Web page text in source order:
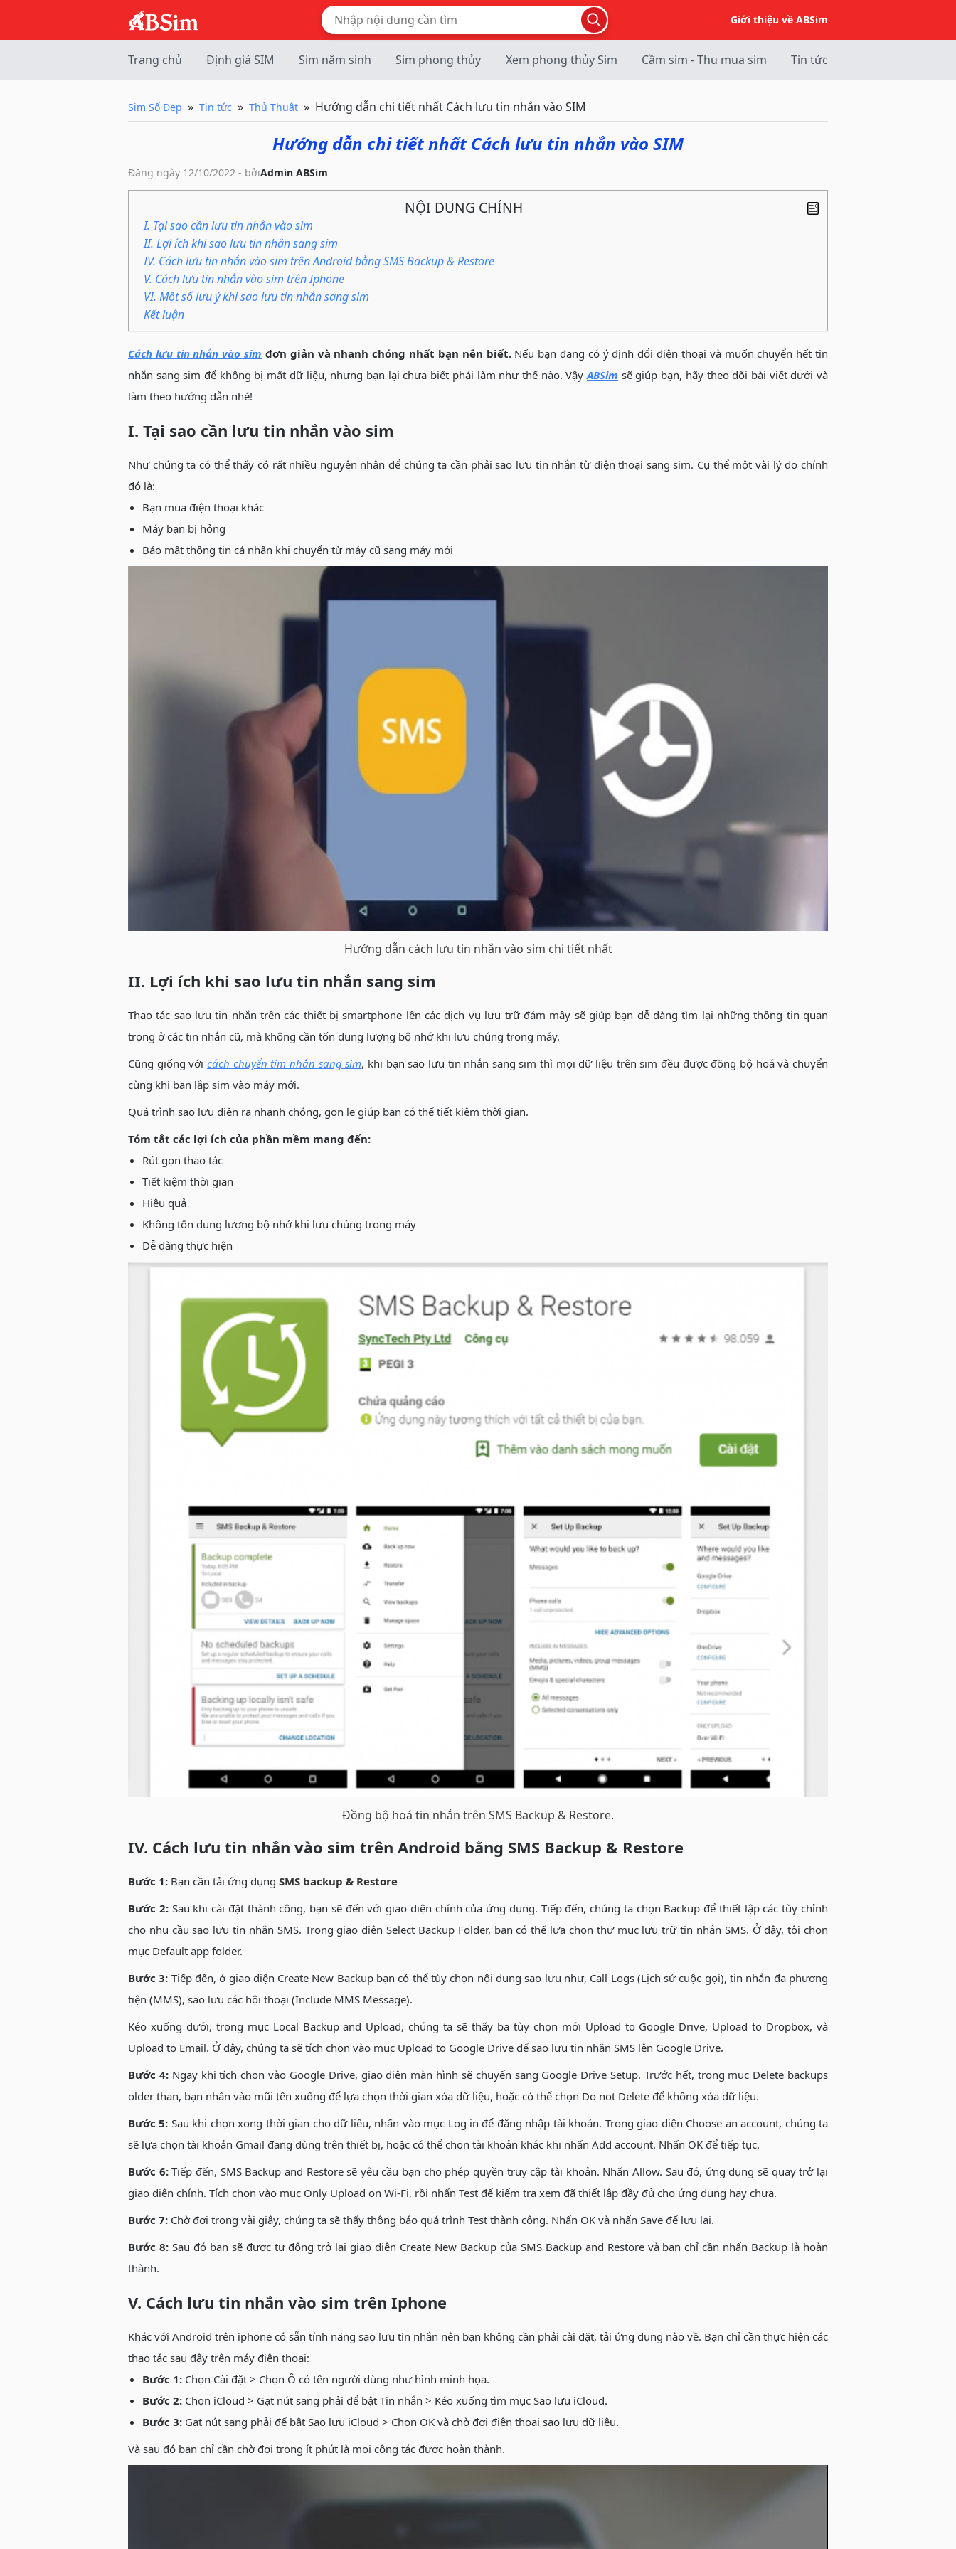
Giới thiệu về ABSim
Trang chủ Định giá SIM Sim năm sinh Sim phong thủy Xem phong thủy Sim Cầm sim - Thu mua sim Tin tức
Sim Số Đẹp Tin tức Thủ Thuật Hướng dẫn chi tiết nhất Cách lưu tin nhắn vào SIM
Hướng dẫn chi tiết nhất Cách lưu tin nhắn vào SIM
Đăng ngày 12/10/2022 - bởiAdmin ABSim
NỘI DUNG CHÍNH
I. Tại sao cần lưu tin nhắn vào sim
II. Lợi ích khi sao lưu tin nhắn sang sim
IV. Cách lưu tin nhắn vào sim trên Android bằng SMS Backup & Restore
V. Cách lưu tin nhắn vào sim trên Iphone
VI. Một số lưu ý khi sao lưu tin nhắn sang sim
Kết luận
Cách lưu tin nhắn vào sim đơn giản và nhanh chóng nhất bạn nên biết.Nếu bạn đang có ý định đổi điện thoại và muốn chuyển hết tin
nhắn sang sim để không bị mất dữ liệu, nhưng bạn lại chưa biết phải làm như thế nào. VậyABSim sẽ giúp bạn, hãy theo dõi bài viết dưới và
làm theo hướng dẫn nhé!
I. Tại sao cần lưu tin nhắn vào sim
Như chúng ta có thể thấy có rất nhiều nguyên nhân để chúng ta cần phải sao lưu tin nhắn từ điện thoại sang sim. Cụ thể một vài lý do chính
đó là:
Bạn mua điện thoại khác
Máy bạn bị hỏng
Bảo mật thông tin cá nhân khi chuyển từ máy cũ sang máy mới
Hướng dẫn cách lưu tin nhắn vào sim chi tiết nhất
II. Lợi ích khi sao lưu tin nhắn sang sim
Thao tác sao lưu tin nhắn trên các thiết bị smartphone lên các dịch vụ lưu trữ đám mây sẽ giúp bạn dễ dàng tìm lại những thông tin quan
trọng ở các tin nhắn cũ, mà không cần tốn dung lượng bộ nhớ khi lưu chúng trong máy.
Cũng giống với cách chuyển tim nhắn sang sim, khi bạn sao lưu tin nhắn sang sim thì mọi dữ liệu trên sim đều được đồng bộ hoá và chuyển
cùng khi bạn lắp sim vào máy mới.
Quá trình sao lưu diễn ra nhanh chóng, gọn lẹ giúp bạn có thể tiết kiệm thời gian.
Tóm tắt các lợi ích của phần mềm mang đến:
Rút gọn thao tác
Tiết kiệm thời gian
Hiệu quả
Không tốn dung lượng bộ nhớ khi lưu chúng trong máy
Dễ dàng thực hiện
Đồng bộ hoá tin nhắn trên SMS Backup & Restore.
IV. Cách lưu tin nhắn vào sim trên Android bằng SMS Backup & Restore
Bước 1: Bạn cần tải ứng dụng SMS backup & Restore
Bước 2:Sau khi cài đặt thành công, bạn sẽ đến với giao diện chính của ứng dụng. Tiếp đến, chúng ta chọn Backup để thiết lập các tùy chỉnh
cho nhu cầu sao lưu tin nhắn SMS. Trong giao diện Select Backup Folder, bạn có thể lựa chọn thư mục lưu trữ tin nhắn SMS. Ở đây, tôi chọn
mục Default app folder.
Bước 3: Tiếp đến, ở giao diện Create New Backup bạn có thể tùy chọn nội dung sao lưu như, Call Logs (Lịch sử cuộc gọi), tin nhắn đa phương
tiện (MMS), sao lưu các hội thoại (Include MMS Message).
Kéo xuống dưới, trong mục Local Backup and Upload, chúng ta sẽ thấy ba tùy chọn mới Upload to Google Drive, Upload to Dropbox, và
Upload to Email. Ở đây, chúng ta sẽ tích chọn vào mục Upload to Google Drive để sao lưu tin nhắn SMS lên Google Drive.
Bước 4:Ngay khi tích chọn vào Google Drive, giao diện màn hình sẽ chuyển sang Google Drive Setup. Trước hết, trong mục Delete backups
older than, bạn nhấn vào mũi tên xuống để lựa chọn thời gian xóa dữ liệu, hoặc có thể chọn Do not Delete để không xóa dữ liệu.
Bước 5: Sau khi chọn xong thời gian cho dữ liêu, nhấn vào mục Log in để đăng nhập tài khoản. Trong giao diện Choose an account, chúng ta
sẽ lựa chọn tài khoản Gmail đang dùng trên thiết bị, hoặc có thể chọn tài khoản khác khi nhấn Add account. Nhấn OK để tiếp tục.
Bước 6:Tiếp đến, SMS Backup and Restore sẽ yêu cầu bạn cho phép quyền truy cập tài khoản. Nhấn Allow. Sau đó, ứng dụng sẽ quay trở lại
giao diện chính. Tích chọn vào mục Only Upload on Wi-Fi, rồi nhấn Test để kiểm tra xem đã thiết lập đầy đủ cho ứng dung hay chưa.
Bước 7: Chờ đợi trong vài giây, chúng ta sẽ thấy thông báo quá trình Test thành công. Nhấn OK và nhấn Save để lưu lại.
Bước 8: Sau đó bạn sẽ được tự động trở lại giao diện Create New Backup của SMS Backup and Restore và bạn chỉ cần nhấn Backup là hoàn
thành.
V. Cách lưu tin nhắn vào sim trên Iphone
Khác với Android trên iphone có sẵn tính năng sao lưu tin nhắn nên bạn không cần phải cài đặt, tải ứng dụng nào về. Bạn chỉ cần thực hiện các
thao tác sau đây trên máy điện thoại:
Bước 1: Chọn Cài đặt > Chọn Ô có tên người dùng như hình minh họa.
Bước 2: Chọn iCloud > Gạt nút sang phải để bật Tin nhắn > Kéo xuống tìm mục Sao lưu iCloud.
Bước 3: Gạt nút sang phải để bật Sao lưu iCloud > Chọn OK và chờ đợi điện thoại sao lưu dữ liệu.
Và sau đó bạn chỉ cần chờ đợi trong ít phút là mọi công tác được hoàn thành.